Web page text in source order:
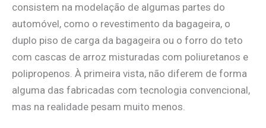
consistem na modelação de algumas partes do
automóvel, como o revestimento da bagageira, o
duplo piso de carga da bagageira ou o forro do teto
com cascas de arroz misturadas com poliuretanos e
polipropenos. À primeira vista, não diferem de forma
alguma das fabricadas com tecnologia convencional,
mas na realidade pesam muito menos.